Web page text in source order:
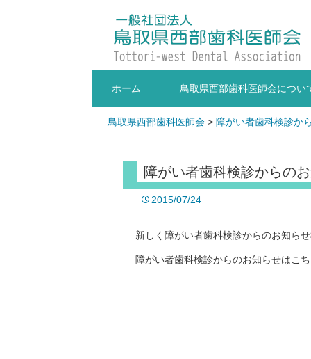
ホーム 鳥取県西部歯科医師会につい
鳥取県西部歯科医師会> 障がい者歯科検診か
障がい者歯科検診からの
2015/07/24
新しく障がい者歯科検診からのお知らせ
障がい者歯科検診からのお知らせはこ